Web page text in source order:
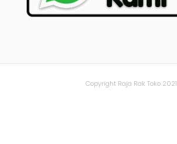
Copyright Raja Rak Toko 2021